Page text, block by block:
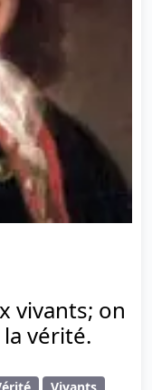
vivants; on
vérité.